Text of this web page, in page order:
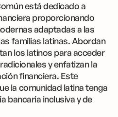
está dedicado a
proporcionando
adaptadas a las
familias latinas. Abordan
los latinos para acceder
y enfatizan la
financiera. Este
la comunidad latina tenga
bancaria inclusiva y de